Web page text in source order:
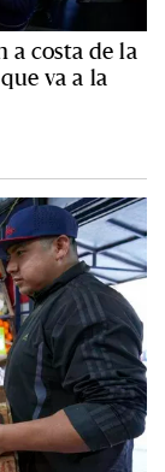
a costa de la
va a la